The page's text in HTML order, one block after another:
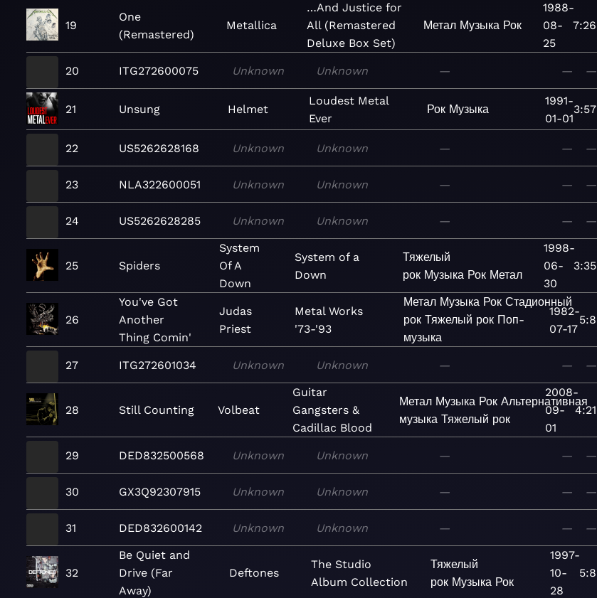
19
One
(Remastered)
Metallica
…And Justice for
All (Remastered
Deluxe Box Set)
Метал Музыка Рок
1988-
08-
25
7:26
20 ITG272600075 Unknown Unknown — — —
21 Unsung Helmet
Loudest Metal
Ever
Рок Музыка
1991-
01-01
3:57
22 US5262628168 Unknown Unknown — — —
23 NLA322600051 Unknown Unknown — — —
24 US5262628285 Unknown Unknown — — —
25 Spiders
System
Of A
Down
System of a
Down
Тяжелый
рок Музыка Рок Метал
1998-
06-
30
3:35
26
You've Got
Another
Thing Comin'
Judas
Priest
Metal Works
'73-'93
Метал Музыка Рок Стадионный
рок Тяжелый рок Поп-
музыка
1982-
07-17
5:8
27 ITG272601034 Unknown Unknown — — —
28 Still Counting Volbeat
Guitar
Gangsters &
Cadillac Blood
Метал Музыка Рок Альтернативная
музыка Тяжелый рок
2008-
09-
01
4:21
29 DED832500568 Unknown Unknown — — —
30 GX3Q92307915 Unknown Unknown — — —
31 DED832600142 Unknown Unknown — — —
32
Be Quiet and
Drive (Far
Away)
Deftones
The Studio
Album Collection
Тяжелый
рок Музыка Рок
1997-
10-
28
5:8